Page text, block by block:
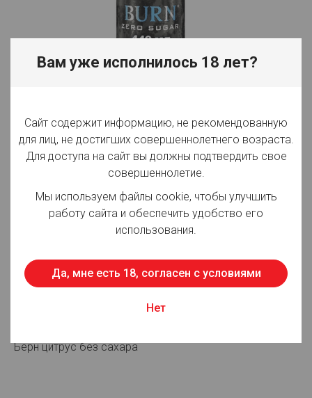
Производитель: ООО "Мултон Партнерс"
Объём: 0.449 л
ж/б
Срок годности: 730 суток
Страна производства: Россия
Для просмотра цен авторизуйтесь
Берн цитрус без сахара
Вам уже исполнилось 18 лет?
Сайт содержит информацию, не рекомендованную
для лиц, не достигших совершеннолетнего возраста.
Для доступа на сайт вы должны подтвердить свое
совершеннолетие.
Мы используем файлы cookie, чтобы улучшить
работу сайта и обеспечить удобство его
использования.
Да, мне есть 18, согласен с условиями
Нет